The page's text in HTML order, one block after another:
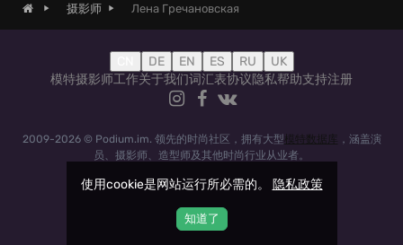
摄影师 Лена Гречановская
DE EN ES RU
UK
模特摄影师工作关于我们词汇表协议隐私帮助支持注册
2009-2026 © Podium.im. 领先的时尚社区，拥有大型模特数据库
，涵盖演
员、摄影师、造型师及其他时尚行业从业者。
使用cookie是网站运行所必需的。 隐私政策
知道了